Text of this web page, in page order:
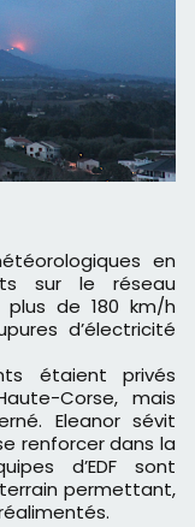
en
sur le réseau
de 180 km/h
d’électricité
étaient privés
Corse, mais
Eleanor sévit
renforcer dans la
d’EDF sont
permettant,